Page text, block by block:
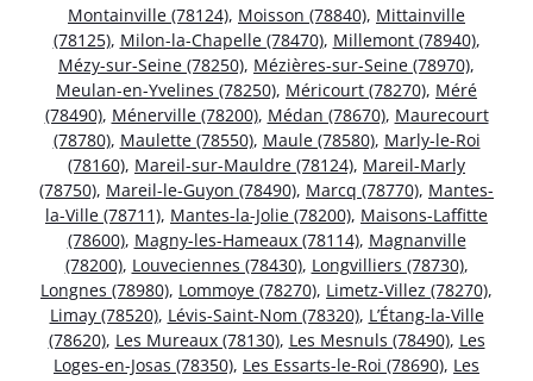
Montainville (78124), Moisson (78840), Mittainville
(78125), Milon-la-Chapelle (78470), Millemont (78940),
Mézy-sur-Seine (78250), Mézières-sur-Seine (78970),
Meulan-en-Yvelines (78250), Méricourt (78270), Méré
(78490), Ménerville (78200), Médan (78670), Maurecourt
(78780), Maulette (78550), Maule (78580), Marly-le-Roi
(78160), Mareil-sur-Mauldre (78124), Mareil-Marly
(78750), Mareil-le-Guyon (78490), Marcq (78770), Mantes-
la-Ville (78711), Mantes-la-Jolie (78200), Maisons-Laffitte
(78600), Magny-les-Hameaux (78114), Magnanville
(78200), Louveciennes (78430), Longvilliers (78730),
Longnes (78980), Lommoye (78270), Limetz-Villez (78270),
Limay (78520), Lévis-Saint-Nom (78320), L’Étang-la-Ville
(78620), Les Mureaux (78130), Les Mesnuls (78490), Les
Loges-en-Josas (78350), Les Essarts-le-Roi (78690), Les